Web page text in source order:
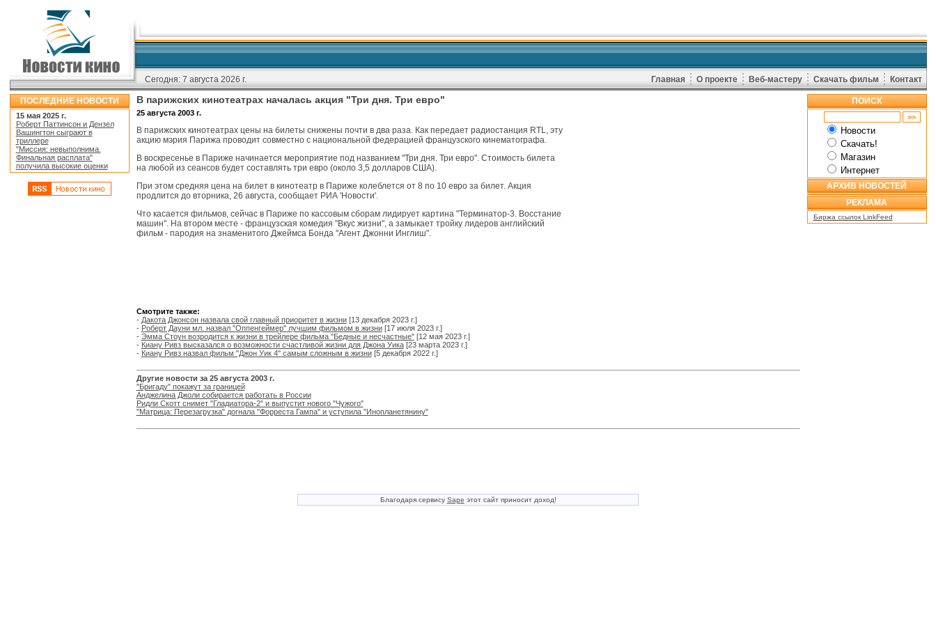
Сегодня: 7 августа 2026 г. Главная О проекте Веб-мастеру Скачать фильм Контакт
ПОСЛЕДНИЕ НОВОСТИ
15 мая 2025 г.
Роберт Паттинсон и Дензел
Вашингтон сыграют в
триллере
"Миссия: невыполнима.
Финальная расплата"
получила высокие оценки
В парижских кинотеатрах началась акция "Три дня. Три евро"
25 августа 2003 г.
В парижских кинотеатрах цены на билеты снижены почти в два раза. Как передает радиостанция RTL, эту
акцию мэрия Парижа проводит совместно с национальной федерацией французского кинематографа.
В воскресенье в Париже начинается мероприятие под названием "Три дня. Три евро". Стоимость билета
на любой из сеансов будет составлять три евро (около 3,5 долларов США).
При этом средняя цена на билет в кинотеатр в Париже колеблется от 8 по 10 евро за билет. Акция
продлится до вторника, 26 августа, сообщает РИА 'Новости'.
Что касается фильмов, сейчас в Париже по кассовым сборам лидирует картина "Терминатор-3. Восстание
машин". На втором месте - французская комедия "Вкус жизни", а замыкает тройку лидеров английский
фильм - пародия на знаменитого Джеймса Бонда "Агент Джонни Инглиш".
Смотрите также:
- Дакота Джонсон назвала свой главный приоритет в жизни[13 декабря 2023 г.]
- Роберт Дауни мл. назвал "Оппенгеймер" лучшим фильмом в жизни[17 июля 2023 г.]
- Эмма Стоун возродится к жизни в трейлере фильма "Бедные и несчастные"[12 мая 2023 г.]
- Киану Ривз высказался о возможности счастливой жизни для Джона Уика[23 марта 2023 г.]
- Киану Ривз назвал фильм "Джон Уик 4" самым сложным в жизни[5 декабря 2022 г.]
Другие новости за 25 августа 2003 г.
"Бригаду" покажут за границей
Анджелина Джоли собирается работать в России
Ридли Скотт снимет "Гладиатора-2" и выпустит нового "Чужого"
"Матрица: Перезагрузка" догнала "Форреста Гампа" и уступила "Инопланетянину"
Благодаря сервису Sape этот сайт приносит доход!
ПОИСК
Новости
Скачать!
Магазин
Интернет
АРХИВ НОВОСТЕЙ
РЕКЛАМА
Биржа ссылок LinkFeed